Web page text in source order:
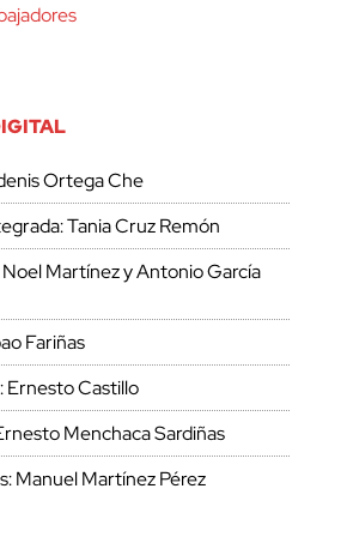
Ortega Che
Tania Cruz Remón
Martínez y Antonio García
Fariñas
Ernesto Castillo
Menchaca Sardiñas
Manuel Martínez Pérez